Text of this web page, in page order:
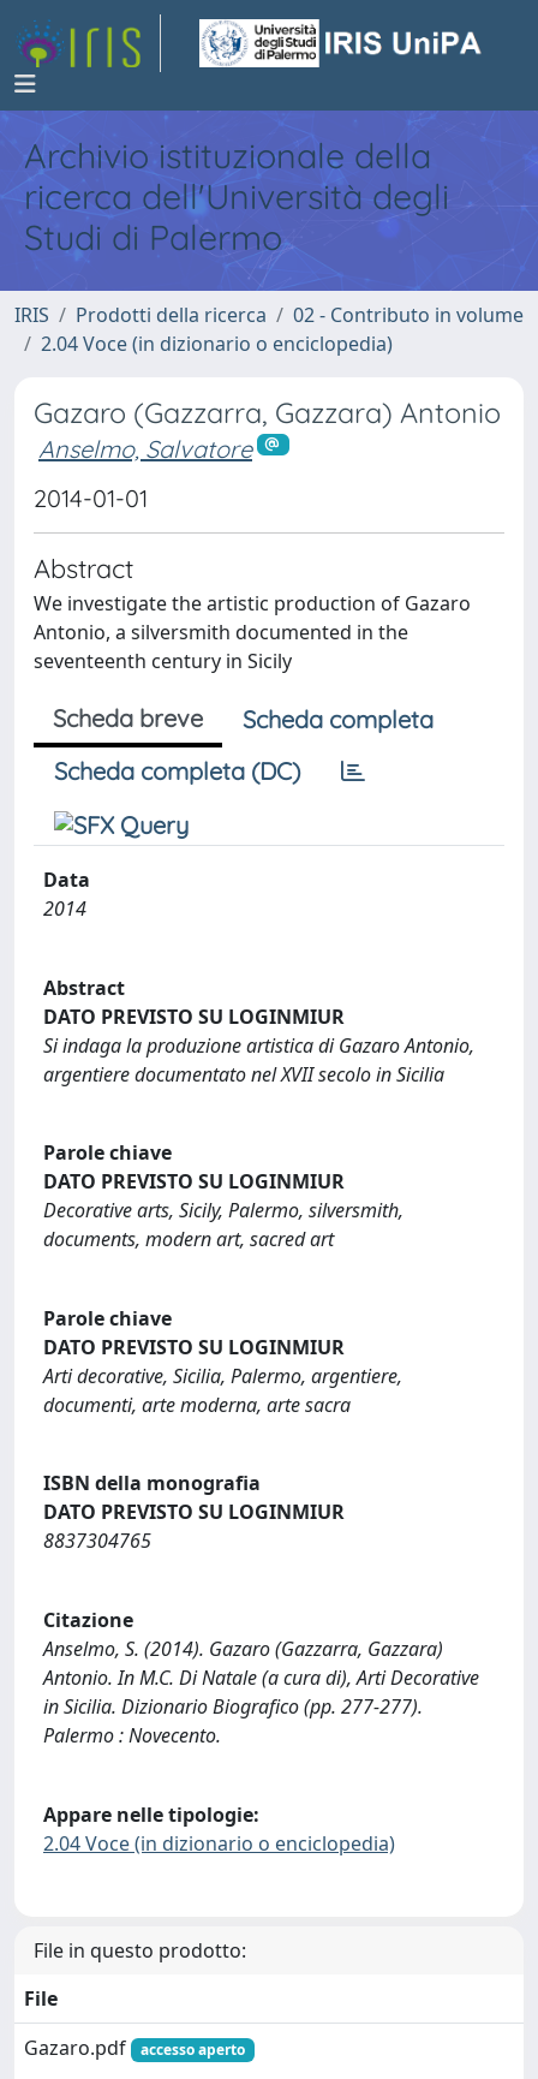
Archivio istituzionale della
ricerca dell'Università degli
Studi di Palermo
IRIS Prodotti della ricerca
02 - Contributo in volume
2.04 Voce (in dizionario o enciclopedia)
Gazaro (Gazzarra, Gazzara) Antonio
Anselmo, Salvatore
2014-01-01
Abstract
We investigate the artistic production of Gazaro
Antonio, a silversmith documented in the
seventeenth century in Sicily
Scheda breve
Scheda completa
Scheda completa (DC)
Data
2014
Abstract
DATO PREVISTO SU LOGINMIUR
Si indaga la produzione artistica di Gazaro Antonio,
argentiere documentato nel XVII secolo in Sicilia
Parole chiave
DATO PREVISTO SU LOGINMIUR
Decorative arts, Sicily, Palermo, silversmith,
documents, modern art, sacred art
Parole chiave
DATO PREVISTO SU LOGINMIUR
Arti decorative, Sicilia, Palermo, argentiere,
documenti, arte moderna, arte sacra
ISBN della monografia
DATO PREVISTO SU LOGINMIUR
8837304765
Citazione
Anselmo, S. (2014). Gazaro (Gazzarra, Gazzara)
Antonio. In M.C. Di Natale (a cura di), Arti Decorative
in Sicilia. Dizionario Biografico (pp. 277-277).
Palermo : Novecento.
Appare nelle tipologie:
2.04 Voce (in dizionario o enciclopedia)
File in questo prodotto:
File
Gazaro.pdf
accesso aperto